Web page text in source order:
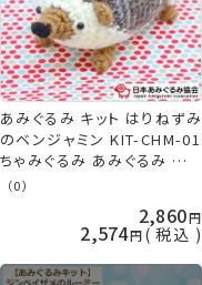
あみぐるみ キット はりねずみ
のベンジャミン KIT-CHM-01
ちゃみぐるみ あみぐるみ 手
芸キット 日本あみぐるみ協会
（0）
2,860
2,574 税込